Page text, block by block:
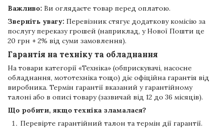
Важливо: Ви оглядаєте товар перед оплатою.
Зверніть увагу: Перевізник стягує додаткову комісію за
послугу переказу грошей (наприклад, у Нової Пошти це
20 грн + 2% від суми замовлення).
Гарантія на техніку та обладнання
На товари категорії «Техніка» (обприскувачі, насосне
обладнання, мототехніка тощо) діє офіційна гарантія від
виробника. Термін гарантії вказаний у гарантійному
талоні або в описі товару (зазвичай від 12 до 36 місяців).
Що робити, якщо техніка зламалася?
Перевірте гарантійний талон та термін дії гарантії.